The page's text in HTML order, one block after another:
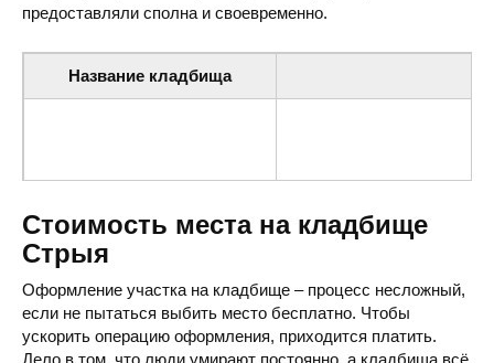
предоставляли сполна и своевременно.
Название кладбища
Городское Кладбище ул. Остапа
Стоимость места на кладбище
Стрыя
Оформление участка на кладбище – процесс несложный,
если не пытаться выбить место бесплатно. Чтобы
ускорить операцию оформления, приходится платить.
Дело в том, что люди умирают постоянно, а кладбища всё